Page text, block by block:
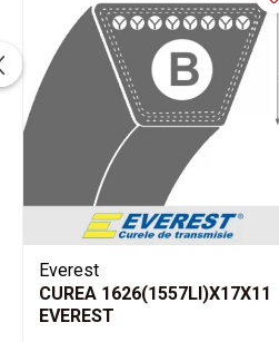
Vaselina
Filtre ulei motor
Filtre combustibil
Lichide auto
Apa distilata
Solutie parbriz
AdBlue
Everest
CUREA 1626(1557LI)X17X11
EVEREST